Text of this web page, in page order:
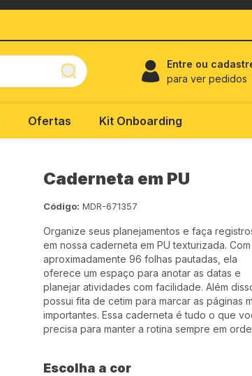
Entre ou
para ver pedidos
Ofertas Kit Onboarding
Caderneta em PU
Código: MDR-671357
Organize seus planejamentos e faça
em nossa caderneta em PU texturizada. Com
aproximadamente 96 folhas pautadas, ela
oferece um espaço para anotar as datas e
planejar atividades com facilidade. Além
possui fita de cetim para marcar as páginas
importantes. Essa caderneta é tudo o que
precisa para manter a rotina sempre em
Escolha a cor